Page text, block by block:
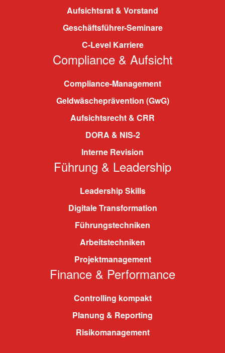
Aufsichtsrat & Vorstand
Geschäftsführer-Seminare
C-Level Karriere
Compliance & Aufsicht
Compliance-Management
Geldwäscheprävention (GwG)
Aufsichtsrecht & CRR
DORA & NIS-2
Interne Revision
Führung & Leadership
Leadership Skills
Digitale Transformation
Führungstechniken
Arbeitstechniken
Projektmanagement
Finance & Performance
Controlling kompakt
Planung & Reporting
Risikomanagement